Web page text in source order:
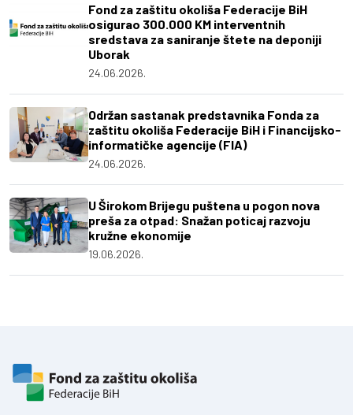
Fond za zaštitu okoliša Federacije BiH
osigurao 300.000 KM interventnih
sredstava za saniranje štete na deponiji
Uborak
24.06.2026.
Održan sastanak predstavnika Fonda za
zaštitu okoliša Federacije BiH i Financijsko-
informatičke agencije (FIA)
24.06.2026.
U Širokom Brijegu puštena u pogon nova
preša za otpad: Snažan poticaj razvoju
kružne ekonomije
19.06.2026.